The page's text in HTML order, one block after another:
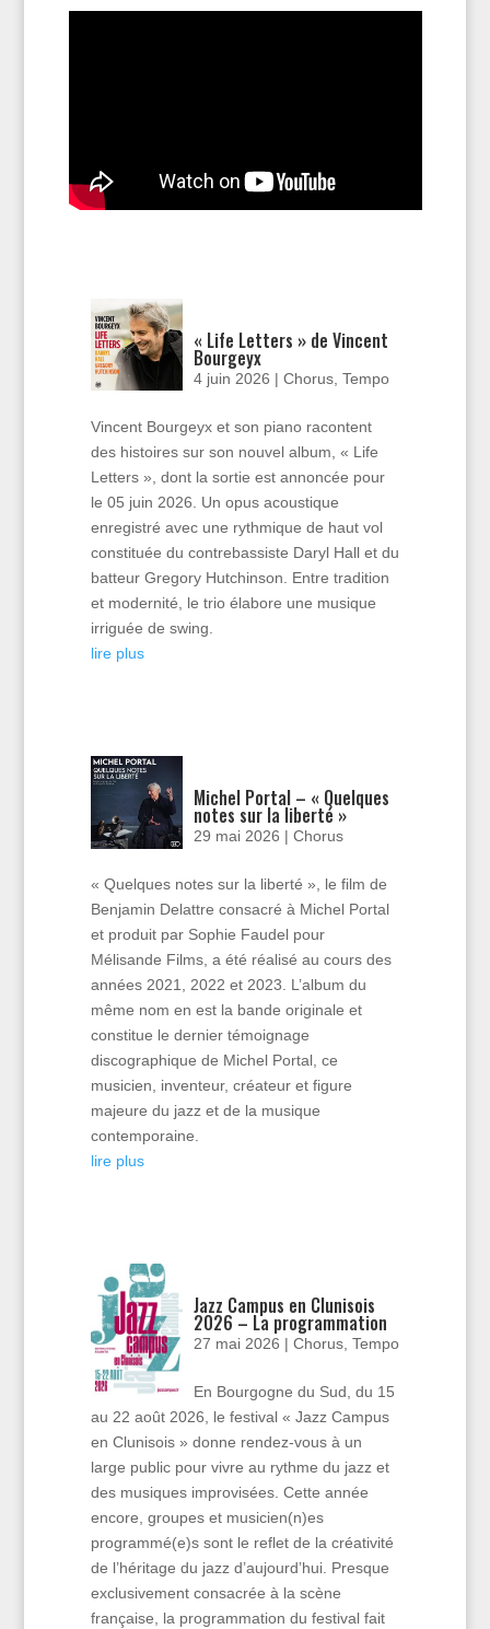
« Life Letters » de Vincent
Bourgeyx
4 juin 2026 |Chorus ,Tempo
Vincent Bourgeyx et son piano racontent
des histoires sur son nouvel album, « Life
Letters », dont la sortie est annoncée pour
le 05 juin 2026. Un opus acoustique
enregistré avec une rythmique de haut vol
constituée du contrebassiste Daryl Hall et du
batteur Gregory Hutchinson. Entre tradition
et modernité, le trio élabore une musique
irriguée de swing.
lire plus
Michel Portal – « Quelques
notes sur la liberté »
29 mai 2026 |Chorus
« Quelques notes sur la liberté », le film de
Benjamin Delattre consacré à Michel Portal
et produit par Sophie Faudel pour
Mélisande Films, a été réalisé au cours des
années 2021, 2022 et 2023. L’album du
même nom en est la bande originale et
constitue le dernier témoignage
discographique de Michel Portal, ce
musicien, inventeur, créateur et figure
majeure du jazz et de la musique
contemporaine.
lire plus
Jazz Campus en Clunisois
2026 – La programmation
27 mai 2026 |Chorus ,Tempo
En Bourgogne du Sud, du 15
au 22 août 2026, le festival « Jazz Campus
en Clunisois » donne rendez-vous à un
large public pour vivre au rythme du jazz et
des musiques improvisées. Cette année
encore, groupes et musicien(n)es
programmé(e)s sont le reflet de la créativité
de l’héritage du jazz d’aujourd’hui. Presque
exclusivement consacrée à la scène
française, la programmation du festival fait